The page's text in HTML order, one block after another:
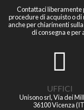
Contattaci liberamente
procedure di acquisto o di
anche per chiarimenti
di consegna e per
UFFICI
Unisono srl, Via dei
36100 Vicenza